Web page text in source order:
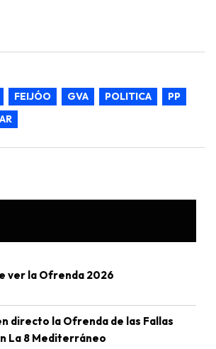
FEIJÓO GVA POLITICA
PP
ver la Ofrenda 2026
directo la Ofrenda de las Fallas
La 8 Mediterráneo